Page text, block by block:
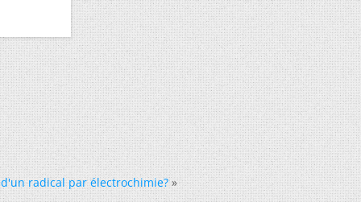
radical par électrochimie? »